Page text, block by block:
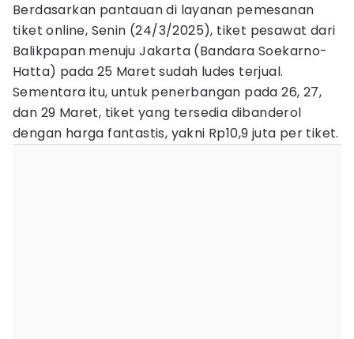
Berdasarkan pantauan di layanan pemesanan
tiket online, Senin (24/3/2025), tiket pesawat dari
Balikpapan menuju Jakarta (Bandara Soekarno-
Hatta) pada 25 Maret sudah ludes terjual.
Sementara itu, untuk penerbangan pada 26, 27,
dan 29 Maret, tiket yang tersedia dibanderol
dengan harga fantastis, yakni Rp10,9 juta per tiket.